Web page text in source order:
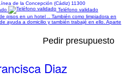
de la Concepción (Cádiz) 11300
Teléfono validado
pisos en un hotel .. También como limpiadora en
ayuda a domicilio y también trabajé en ello. Aparte
Pedir presupuesto
Diaz